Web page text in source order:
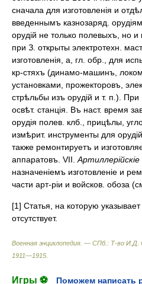
сначала для изготовленія и
введеннымъ казнозаряд.
орудій не только полевыхъ, но
при З. открыты электротехн.
изготовленія, а, гл. обр., для
кр-стяхъ (динамо-машинъ,
установками, прожекторовъ,
стрѣльбы изъ орудій и т. п.).
освѣт. станція. Въ наст. время
орудія полев. клб., прицѣлы,
измѣрит. инструменты для
также ремонтируетъ и
аппаратовъ. VII.
назначеніемъ изготовленіе и
части арт-ріи и войсков. обоза
[1] Статья, на которую
отсутствует.
Военная энциклопедия. — СПб.: Т-во
1911—1915
Игры ⚽
Поможем написать